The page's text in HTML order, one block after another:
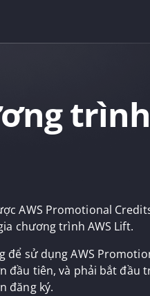
trình
AWS Promotional
chương trình AWS Lift.
để sử dụng AWS
đầu tiên, và phải bắt đầu
đăng ký.